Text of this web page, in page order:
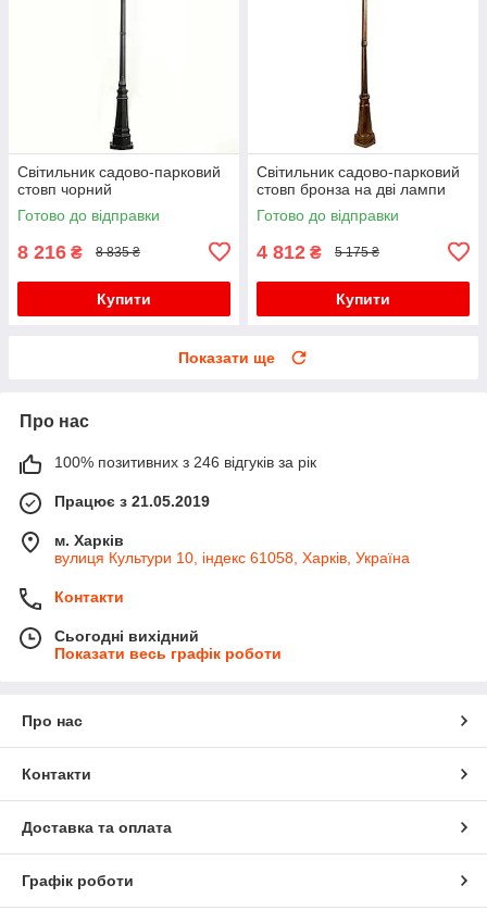
Світильник садово-парковий
стовп чорний
Готово до відправки
8 216 ₴ 8 835 ₴
Купити
Світильник садово-парковий
стовп бронза на дві лампи
Готово до відправки
4 812 ₴ 5 175 ₴
Купити
Показати ще
Про нас
100% позитивних з 246 відгуків за рік
Працює з 21.05.2019
м. Харків
вулиця Культури 10, індекс 61058, Харків, Україна
Контакти
Сьогодні вихідний
Показати весь графік роботи
Про нас
Контакти
Доставка та оплата
Графік роботи